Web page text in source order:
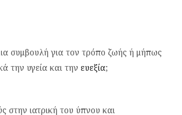
συμβουλή για τον τρόπο ζωής ή μήπως
την υγεία και τηνευεξία;
στην ιατρική του ύπνου και